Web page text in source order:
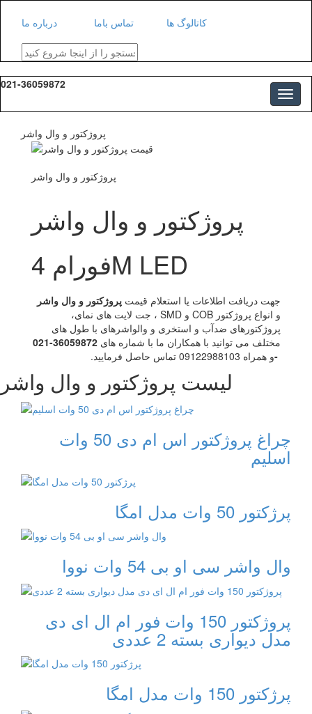
درباره ما تماس باما کاتالوگ ها
021-36059872
پروژکتور و وال واشر
پروژکتور و وال واشر
پروژکتور و وال واشر
فورام 4M LED
جهت دریافت اطلاعات یا استعلام قیمت پروژکتور و وال واشر
و انواع پروژکتور COB و SMD ، جت لایت های نمای،
پروژکتورهای ضدآب و استخری و والواشرهای با طول های
مختلف می توانید با همکاران ما با شماره های 021-36059872
-و همراه 09122988103 تماس حاصل فرمایید.
لیست پروژکتور و وال واشر
چراغ پروژکتور اس ام دی 50 وات
اسلیم
پرژکتور 50 وات مدل امگا
وال واشر سی او بی 54 وات نووا
پروژکتور 150 وات فور ام ال ای دی
مدل دیواری بسته 2 عددی
پرژکتور 150 وات مدل امگا